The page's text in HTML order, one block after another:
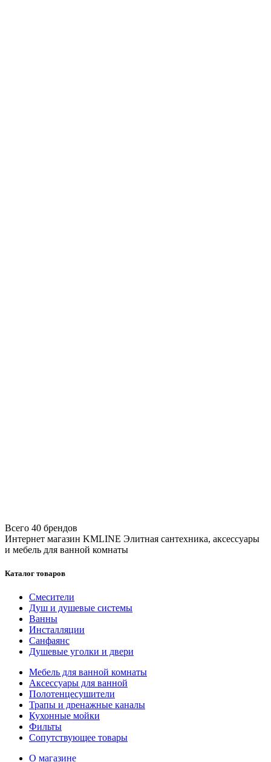
Всего 40 брендов
Интернет магазин KMLINE Элитная сантехника, аксессуары
и мебель для ванной комнаты
Каталог товаров
Смесители
Душ и душевые системы
Ванны
Инсталляции
Санфаянс
Душевые уголки и двери
Мебель для ванной комнаты
Аксессуары для ванной
Полотенцесушители
Трапы и дренажные каналы
Кухонные мойки
Фильты
Сопутствующее товары
О магазине